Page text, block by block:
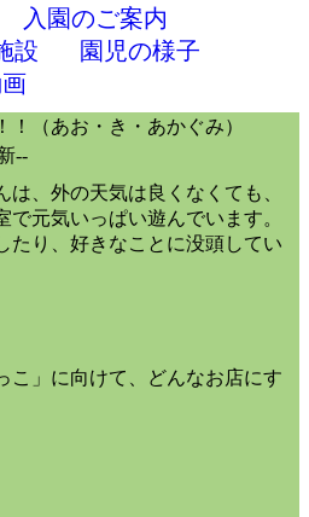
入園のご案内
設
園児の様子
（あお・き・あかぐみ）
--
、外の天気は良くなくても、
元気いっぱい遊んでいます。
たり、好きなことに没頭してい
こ」に向けて、どんなお店にす